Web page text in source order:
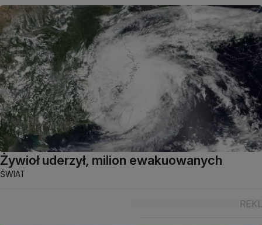
Żywioł uderzył, milion ewakuowanych
ŚWIAT